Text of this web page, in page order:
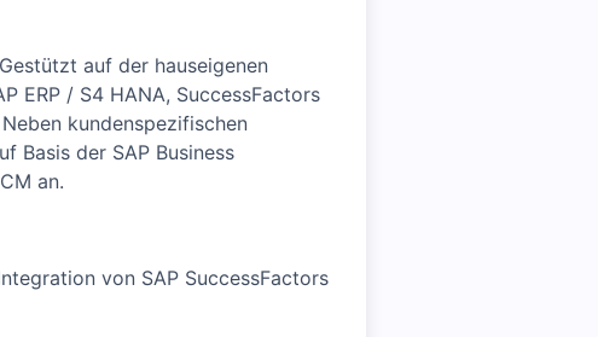
auf der hauseigenen
ERP / S4 HANA, SuccessFactors
kundenspezifischen
Basis der SAP Business
an.
von SAP SuccessFactors